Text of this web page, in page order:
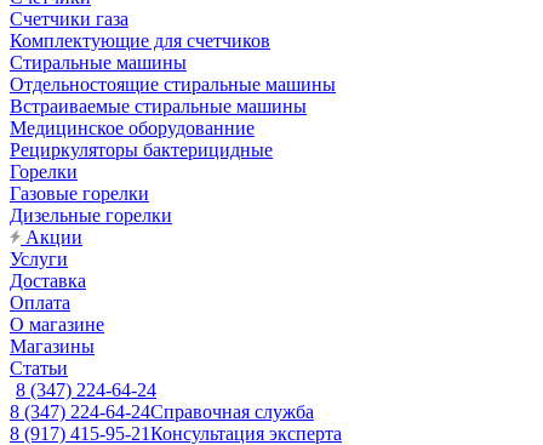
Счетчики газа
Комплектующие для счетчиков
Стиральные машины
Отдельностоящие стиральные машины
Встраиваемые стиральные машины
Медицинское оборудованние
Рециркуляторы бактерицидные
Горелки
Газовые горелки
Дизельные горелки
Акции
Услуги
Доставка
Оплата
О магазине
Магазины
Статьи
8 (347) 224-64-24
8 (347) 224-64-24Справочная служба
8 (917) 415-95-21Консультация эксперта